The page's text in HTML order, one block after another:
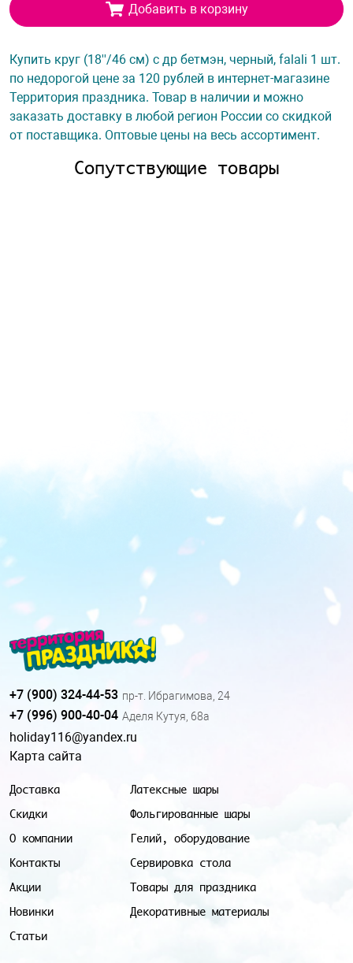
Добавить в корзину
Купить круг (18''/46 см) с др бетмэн, черный, falali 1 шт.
по недорогой цене за 120 рублей в интернет-магазине
Территория праздника. Товар в наличии и можно
заказать доставку в любой регион России со скидкой
от поставщика. Оптовые цены на весь ассортимент.
Сопутствующие товары
Доставка
Скидки
О компании
Контакты
Акции
Новинки
Статьи
Латексные шары
Фольгированные шары
Гелий, оборудование
Сервировка стола
Товары для праздника
Декоративные материалы
+7 (900) 324-44-53 пр-т. Ибрагимова, 24
+7 (996) 900-40-04 Аделя Кутуя, 68а
holiday116@yandex.ru
Карта сайта